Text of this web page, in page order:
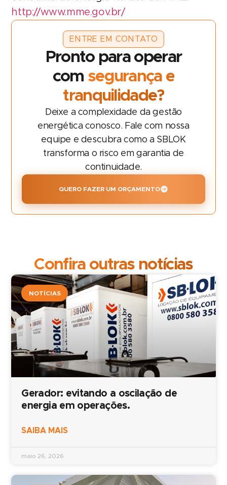
http://www.mme.gov.br/
ENTRE EM CONTATO
Pronto para operar
com segurança e
tranquilidade?
Deixe a complexidade da gestão
energética conosco. Fale com nossa
equipe e descubra como a SBLOK
transforma o risco em garantia de
continuidade.
QUERO FAZER UM ORÇAMENTO
Confira outras notícias
NOTÍCIAS
Gerador: evitando a oscilação de
energia em operações.
SAIBA MAIS
maio 26, 2026